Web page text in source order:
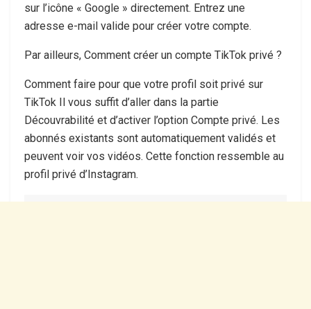
sur l’icône « Google » directement. Entrez une
adresse e-mail valide pour créer votre compte.
Par ailleurs, Comment créer un compte TikTok privé ?
Comment faire pour que votre profil soit privé sur
TikTok Il vous suffit d’aller dans la partie
Découvrabilité et d’activer l’option Compte privé. Les
abonnés existants sont automatiquement validés et
peuvent voir vos vidéos. Cette fonction ressemble au
profil privé d’Instagram.